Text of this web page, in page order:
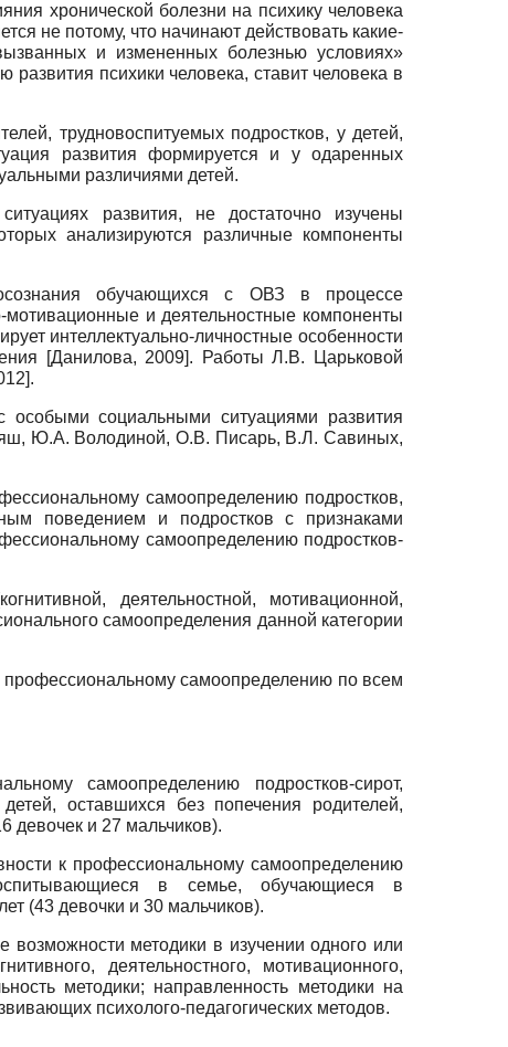
хронической болезни на психику человека
не потому, что начинают действовать какие-
и измененных болезнью условиях»
психики человека, ставит человека в
трудновоспитуемых подростков, у детей,
развития формируется и у одаренных
различиями детей.
развития, не достаточно изучены
анализируются различные компоненты
обучающихся с ОВЗ в процессе
и деятельностные компоненты
интеллектуально-личностные особенности
[Данилова, 2009]. Работы Л.В. Царьковой
].
особыми социальными ситуациями развития
Ю.А. Володиной, О.В. Писарь, В.Л. Савиных,
самоопределению подростков,
поведением и подростков с признаками
самоопределению подростков-
деятельностной, мотивационной,
самоопределения данной категории
профессиональному самоопределению по всем
самоопределению подростков-сирот,
оставшихся без попечения родителей,
девочек и 27 мальчиков).
к профессиональному самоопределению
в семье, обучающиеся в
(43 девочки и 30 мальчиков).
возможности методики в изучении одного или
деятельностного, мотивационного,
методики; направленность методики на
психолого-педагогических методов.